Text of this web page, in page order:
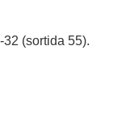
(sortida 55).